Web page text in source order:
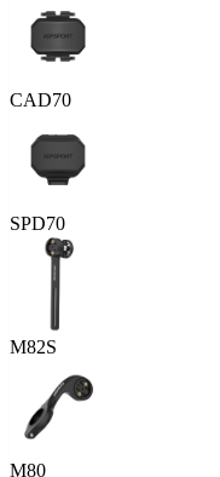
CAD70
SPD70
M82S
M80